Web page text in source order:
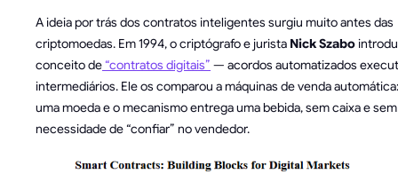
A ideia por trás dos contratos inteligentes surgiu muito antes das
criptomoedas. Em 1994, o criptógrafo e jurista Nick Szabo
conceito de “contratos digitais” — acordos automatizados
intermediários. Ele os comparou a máquinas de venda
uma moeda e o mecanismo entrega uma bebida, sem caixa e sem
necessidade de “confiar” no vendedor.